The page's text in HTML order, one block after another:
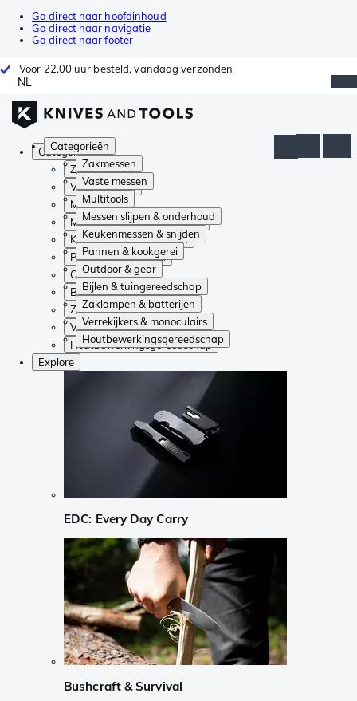
Ga direct naar hoofdinhoud
Ga direct naar navigatie
Ga direct naar footer
Voor 22.00 uur besteld, vandaag verzonden
NL
Categorieën
Zakmessen
Vaste messen
Multitools
Messen slijpen & onderhoud
Keukenmessen & snijden
Pannen & kookgerei
Outdoor & gear
Bijlen & tuingereedschap
Zaklampen & batterijen
Verrekijkers & monoculairs
Houtbewerkingsgereedschap
Categorieën
Zakmessen
Vaste messen
Multitools
Messen slijpen & onderhoud
Keukenmessen & snijden
Pannen & kookgerei
Outdoor & gear
Bijlen & tuingereedschap
Zaklampen & batterijen
Verrekijkers & monoculairs
Houtbewerkingsgereedschap
Explore
EDC: Every Day Carry
Bushcraft & Survival